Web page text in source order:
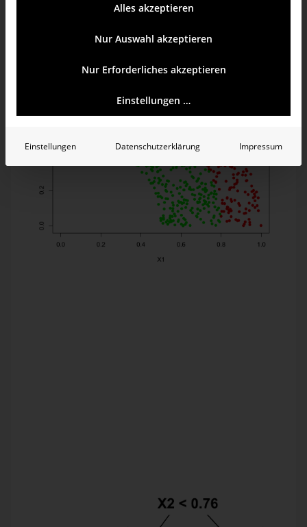
Alles akzeptieren
Nur Auswahl akzeptieren
Nur Erforderliches akzeptieren
Einstellungen …
Einstellungen Datenschutzerklärung Impressum